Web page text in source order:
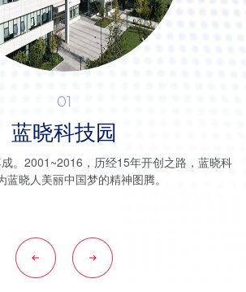
01
蓝晓科技园
。2001~2016，历经15年开创之路，蓝晓科
蓝晓人美丽中国梦的精神图腾。